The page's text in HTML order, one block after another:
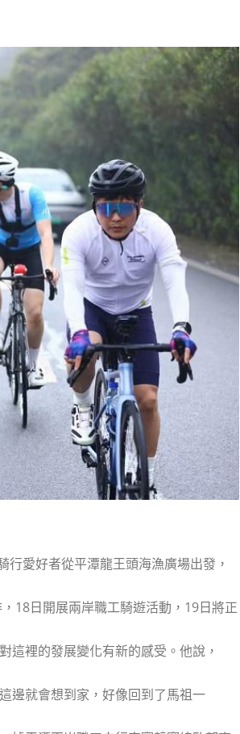
愛好者從平潭龍王頭海漁廣場出發，
18日開展兩岸職工騎遊活動，19日將正
這裡的發展變化有新的感受。他說，
邊就會想到家，好像回到了馬祖一